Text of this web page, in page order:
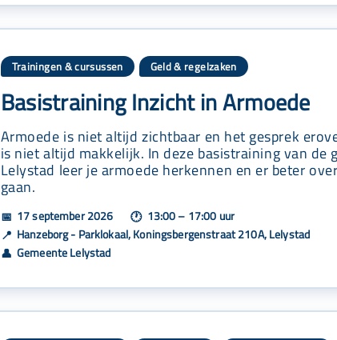
Trainingen & cursussen Geld & regelzaken
Basistraining Inzicht in Armoede
Armoede is niet altijd zichtbaar en het gesprek
is niet altijd makkelijk. In deze basistraining van de
Lelystad leer je armoede herkennen en er beter
gaan.
📅 17 september 2026 🕐 13:00 – 17:00 uur
📍 Hanzeborg - Parklokaal, Koningsbergenstraat 210A, Lelystad
👤 Gemeente Lelystad